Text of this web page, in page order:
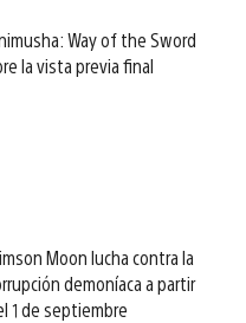
Way of the Sword
la vista previa final
Moon lucha contra la
demoníaca a partir
1 de septiembre